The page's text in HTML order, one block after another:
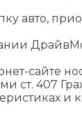
авто,
сайте
cт. 407